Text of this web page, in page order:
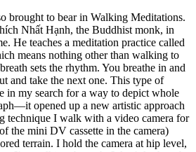
brought to bear in Walking Meditations.
Nhất Hạnh, the Buddhist monk, in
He teaches a meditation practice called
means nothing other than walking to
sets the rhythm. You breathe in and
and take the next one. This type of
in my search for a way to depict whole
opened up a new artistic approach
technique I walk with a video camera for
the mini DV cassette in the camera)
terrain. I hold the camera at hip level,